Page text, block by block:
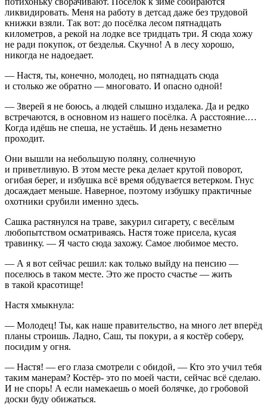
ликвидировать. Меня на работу в детсад даже без трудовой
книжки взяли. Так вот: до посёлка лесом пятнадцать
километров, а рекой на лодке все тридцать три. Я сюда хожу
не ради покупок, от безделья. Скучно! А в лесу хорошо,
никогда не надоедает.
— Настя, ты, конечно, молодец, но пятнадцать сюда
и столько же обратно — многовато. И опасно одной!
— Зверей я не боюсь, а людей слышно издалека. Да и редко
встречаются, в основном из нашего посёлка. А расстояние.…
Когда идёшь не спеша, не устаёшь. И день незаметно
проходит.
Они вышли на небольшую поляну, солнечную
и приветливую. В этом месте река делает крутой поворот,
огибая берег, и избушка всё время обдувается ветерком. Гнус
досаждает меньше. Наверное, поэтому избушку практичные
охотники срубили именно здесь.
Сашка растянулся на траве, закурил сигарету, с весёлым
любопытством осматриваясь. Настя тоже присела, кусая
травинку. — Я часто сюда захожу. Самое любимое место.
— А я вот сейчас решил: как только выйду на пенсию —
поселюсь в таком месте. Это же просто счастье — жить
в такой красотище!
Настя хмыкнула:
— Молодец! Ты, как наше правительство, на много лет вперёд
планы строишь. Ладно, Саш, ты покури, а я костёр соберу,
посидим у огня.
— Настя! — его глаза смотрели с обидой, — Кто это учил тебя
таким манерам? Костёр- это по моей части, сейчас всё сделаю.
И не спорь! А если намекаешь о моей болячке, до гробовой
доски буду обижаться.